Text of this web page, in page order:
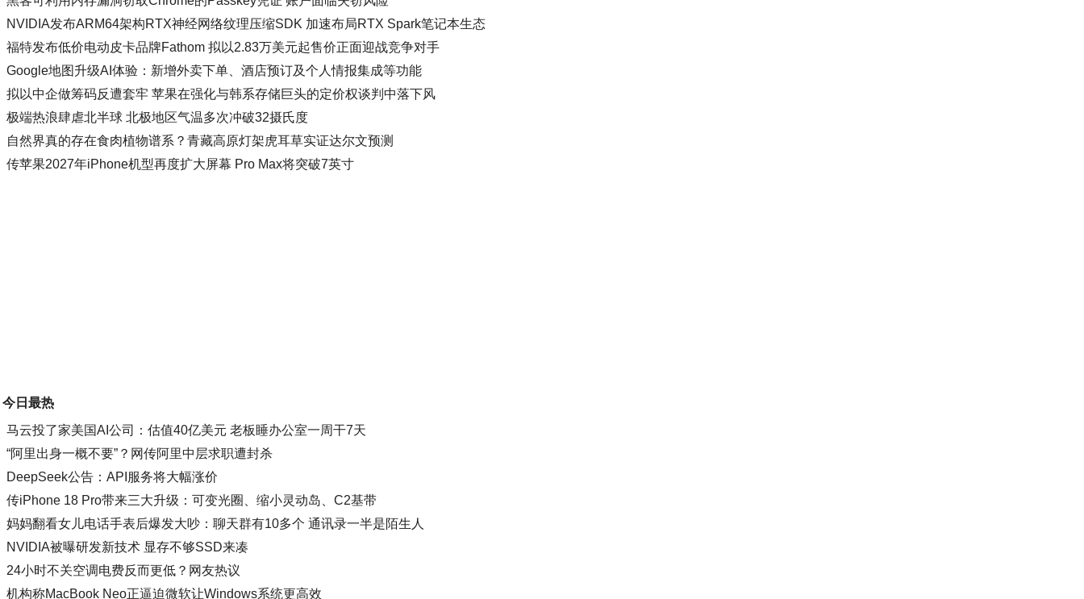
NVIDIA发布ARM64架构RTX神经网络纹理压缩SDK 加速布局RTX Spark笔记本生态
福特发布低价电动皮卡品牌Fathom 拟以2.83万美元起售价正面迎战竞争对手
Google地图升级AI体验：新增外卖下单、酒店预订及个人情报集成等功能
拟以中企做筹码反遭套牢 苹果在强化与韩系存储巨头的定价权谈判中落下风
极端热浪肆虐北半球 北极地区气温多次冲破32摄氏度
自然界真的存在食肉植物谱系？青藏高原灯架虎耳草实证达尔文预测
传苹果2027年iPhone机型再度扩大屏幕 Pro Max将突破7英寸
今日最热
马云投了家美国AI公司：估值40亿美元 老板睡办公室一周干7天
“阿里出身一概不要”？网传阿里中层求职遭封杀
DeepSeek公告：API服务将大幅涨价
传iPhone 18 Pro带来三大升级：可变光圈、缩小灵动岛、C2基带
妈妈翻看女儿电话手表后爆发大吵：聊天群有10多个 通讯录一半是陌生人
NVIDIA被曝研发新技术 显存不够SSD来凑
24小时不关空调电费反而更低？网友热议
机构称MacBook Neo正逼迫微软让Windows系统更高效